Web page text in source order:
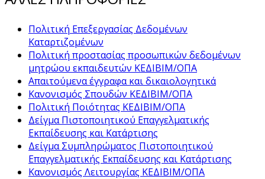
Πολιτική Επεξεργασίας Δεδομένων
Καταρτιζομένων
Πολιτική προστασίας προσωπικών δεδομένων
μητρώου εκπαιδευτών ΚΕΔΙΒΙΜ/ΟΠΑ
Απαιτούμενα έγγραφα και δικαιολογητικά
Κανονισμός Σπουδών ΚΕΔΙΒΙΜ/ΟΠΑ
Πολιτική Ποιότητας ΚΕΔΙΒΙΜ/ΟΠΑ
Δείγμα Πιστοποιητικού Επαγγελματικής
Εκπαίδευσης και Κατάρτισης
Δείγμα Συμπληρώματος Πιστοποιητικού
Επαγγελματικής Εκπαίδευσης και Κατάρτισης
Κανονισμός Λειτουργίας ΚΕΔΙΒΙΜ/ΟΠΑ